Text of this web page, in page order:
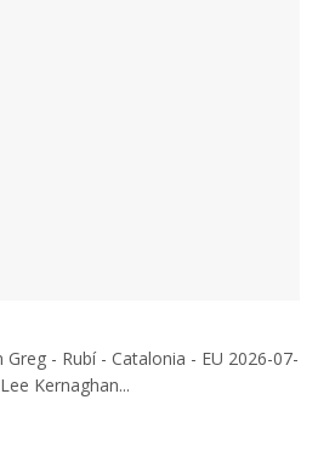
- Rubí - Catalonia - EU 2026-07-
Kernaghan...